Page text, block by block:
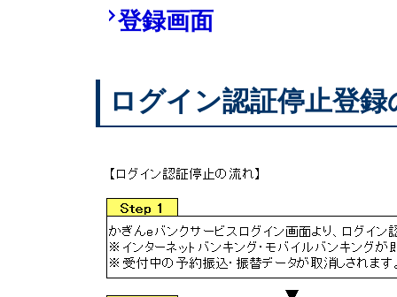
登録画面
ログイン認証停止登録